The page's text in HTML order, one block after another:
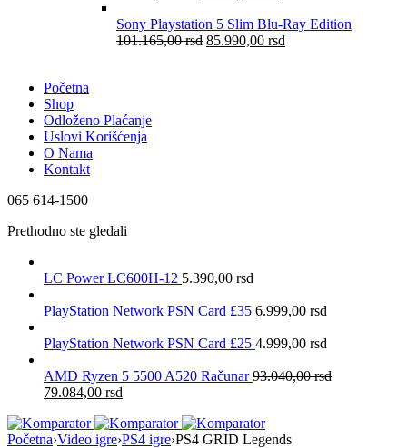
Sony Playstation 5 Slim Blu-Ray Edition
101.165,00rsd 85.990,00 rsd
Početna
Shop
Odloženo Plaćanje
Uslovi Korišćenja
O Nama
Kontakt
065 614-1500
Prethodno ste gledali
LC Power LC600H-12 5.390,00 rsd
PlayStation Network PSN Card £35 6.999,00 rsd
PlayStation Network PSN Card £25 4.999,00 rsd
AMD Ryzen 5 5500 A520 Računar93.040,00rsd
79.084,00 rsd
Početna›Video igre›PS4 igre›PS4 GRID Legends